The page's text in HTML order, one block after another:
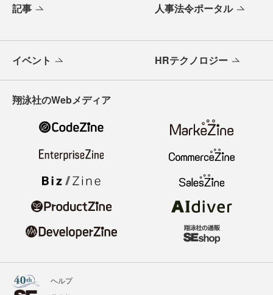
記事 人事法令ポータル
イベント HRテクノロジー
翔泳社のWebメディア
ヘルプ